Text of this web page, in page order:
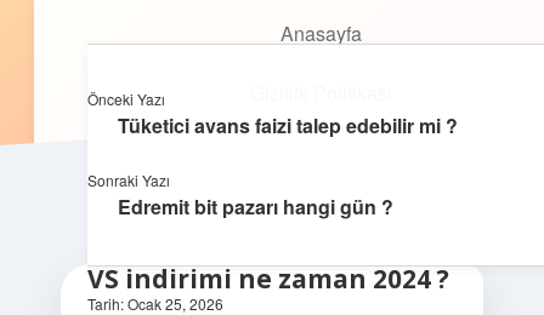
Anasayfa
Hakkımızda
VS indirimi ne zaman 2024 ?
Tarih: Ocak 25, 2026
Önceki Yazı
Tüketici avans faizi talep edebilir mi ?
Sonraki Yazı
Edremit bit pazarı hangi gün ?
Anasayfa
Yasal Uyarı